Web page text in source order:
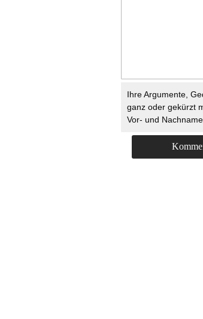
Ihre Argumente,
ganz oder gekürzt
Vor- und